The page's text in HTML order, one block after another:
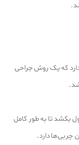
که یک روش جراحی
بکشد تا به طور کامل
چربی‌ها دارد.